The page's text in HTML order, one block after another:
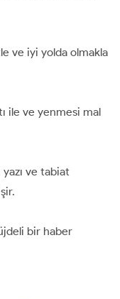
ve iyi yolda olmakla
ile ve yenmesi mal
yazı ve tabiat
bir haber